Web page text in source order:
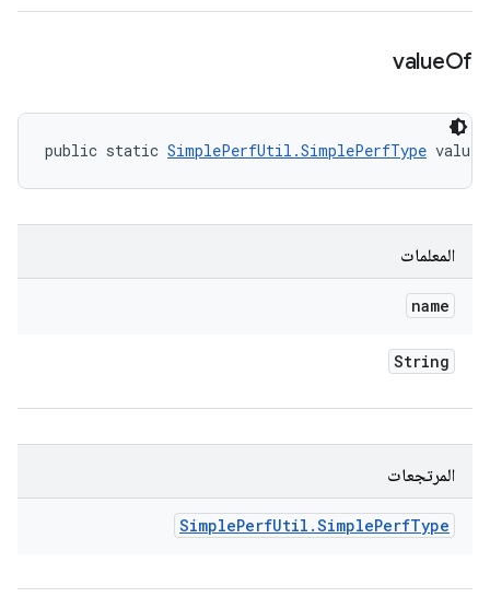
valueOf
public static SimplePerfUtil.SimplePerfType
المعلمات
name
String
المرتجعات
SimplePerfUtil .SimplePerfType